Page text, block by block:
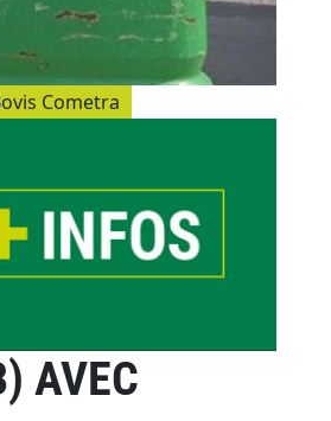
Cometra
AVEC